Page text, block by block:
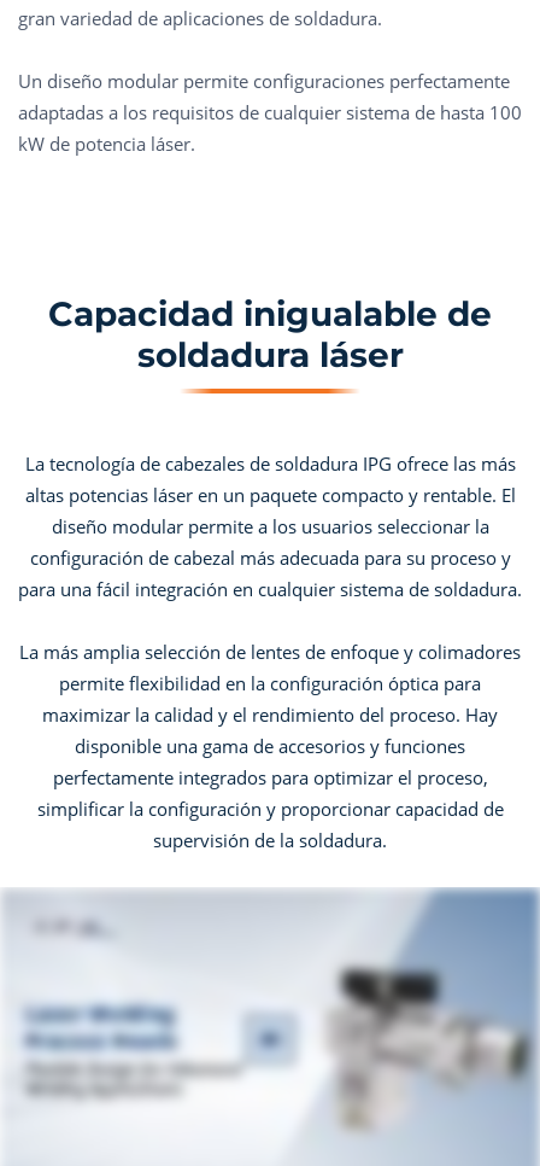
gran variedad de aplicaciones de soldadura.
Un diseño modular permite configuraciones perfectamente
adaptadas a los requisitos de cualquier sistema de hasta 100
kW de potencia láser.
Capacidad inigualable de
soldadura láser
La tecnología de cabezales de soldadura IPG ofrece las más
altas potencias láser en un paquete compacto y rentable. El
diseño modular permite a los usuarios seleccionar la
configuración de cabezal más adecuada para su proceso y
para una fácil integración en cualquier sistema de soldadura.
La más amplia selección de lentes de enfoque y colimadores
permite flexibilidad en la configuración óptica para
maximizar la calidad y el rendimiento del proceso. Hay
disponible una gama de accesorios y funciones
perfectamente integrados para optimizar el proceso,
simplificar la configuración y proporcionar capacidad de
supervisión de la soldadura.